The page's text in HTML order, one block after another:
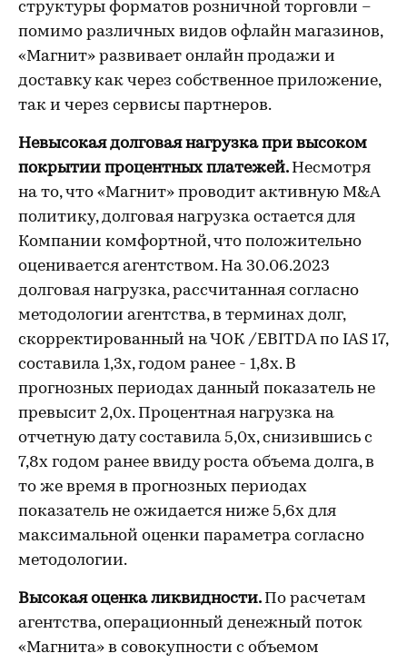
структуры форматов розничной торговли –
помимо различных видов офлайн магазинов,
«Магнит» развивает онлайн продажи и
доставку как через собственное приложение,
так и через сервисы партнеров.
Невысокая долговая нагрузка при высоком
покрытии процентных платежей. Несмотря
на то, что «Магнит» проводит активную M&A
политику, долговая нагрузка остается для
Компании комфортной, что положительно
оценивается агентством. На 30.06.2023
долговая нагрузка, рассчитанная согласно
методологии агентства, в терминах долг,
скорректированный на ЧОК /EBITDA по IAS 17,
составила 1,3х, годом ранее - 1,8х. В
прогнозных периодах данный показатель не
превысит 2,0х. Процентная нагрузка на
отчетную дату составила 5,0х, снизившись с
7,8х годом ранее ввиду роста объема долга, в
то же время в прогнозных периодах
показатель не ожидается ниже 5,6х для
максимальной оценки параметра согласно
методологии.
Высокая оценка ликвидности. По расчетам
агентства, операционный денежный поток
«Магнита» в совокупности с объемом